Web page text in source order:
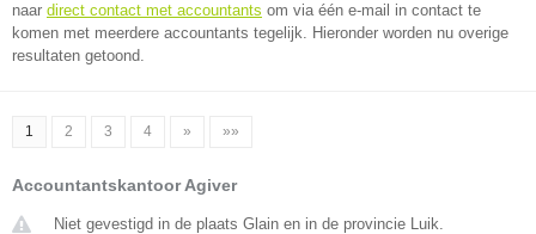
naar direct contact met accountants om via één e-mail in contact te
komen met meerdere accountants tegelijk. Hieronder worden nu overige
resultaten getoond.
1 2 3 4 » »»
Accountantskantoor Agiver
Niet gevestigd in de plaats Glain en in de provincie Luik.